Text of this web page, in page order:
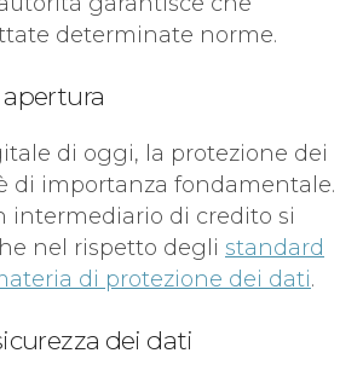
determinate norme.
apertura
di oggi, la protezione dei
di importanza fondamentale.
intermediario di credito si
nel rispetto degli standard
di protezione dei dati.
dei dati